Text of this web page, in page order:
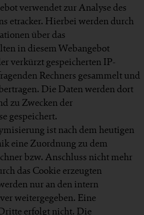
verwendet zur Analyse des
etracker. Hierbei werden durch
über das
in diesem Webangebot
verkürzt gespeicherten IP-
Rechners gesammelt und
Die Daten werden dort
zu Zwecken der
gespeichert.
ist nach dem heutigen
eine Zuordnung zu dem
bzw. Anschluss nicht mehr
das Cookie erzeugten
nur an den intern
weitergegeben. Eine
erfolgt nicht. Die